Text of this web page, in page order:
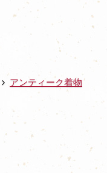
アンティーク着物